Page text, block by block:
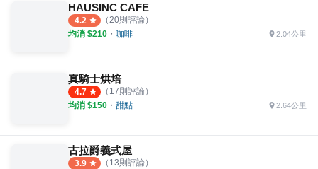
HAUSINC CAFE
4.2 （ 20則評論）
均消 $210 ・ 咖啡 2.04公里
真騎士烘培
4.7 （ 17則評論）
均消 $150 ・ 甜點 2.64公里
古拉爵義式屋
3.9 （ 13則評論）